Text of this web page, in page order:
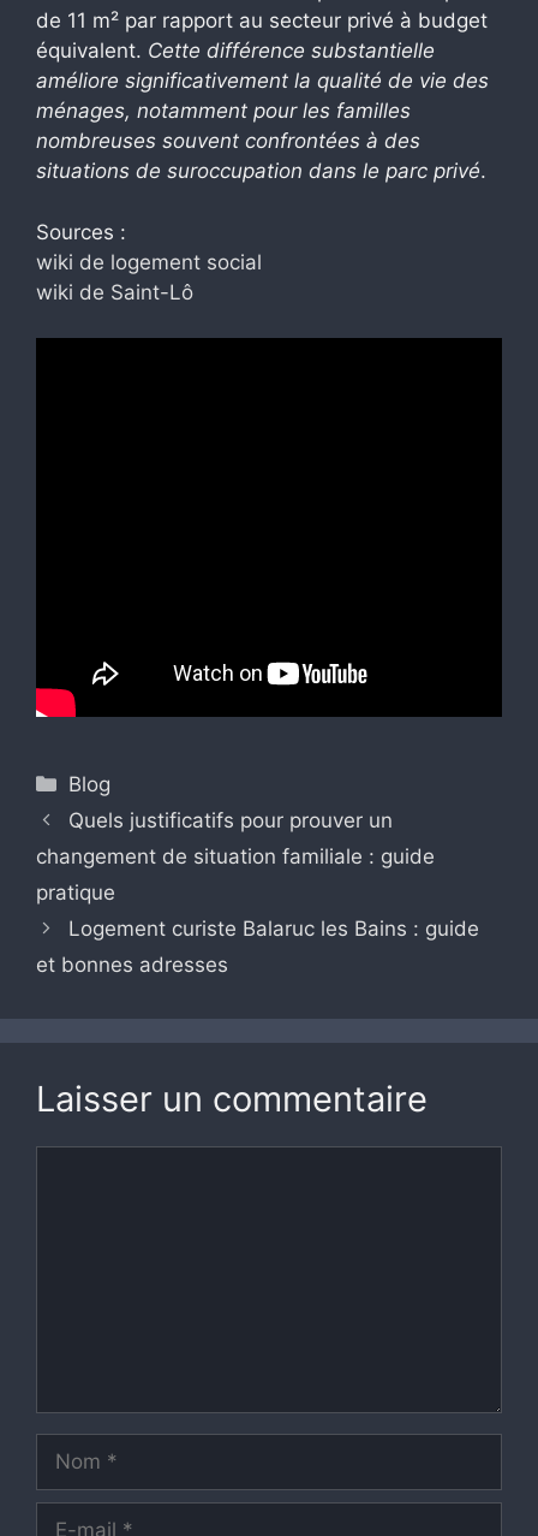
de 11 m² par rapport au secteur privé à budget
équivalent. Cette différence substantielle
améliore significativement la qualité de vie des
ménages, notamment pour les familles
nombreuses souvent confrontées à des
situations de suroccupation dans le parc privé.
Sources :
wiki de logement social
wiki de Saint-Lô
Catégories
Blog
Quels justificatifs pour prouver un
changement de situation familiale : guide
pratique
Logement curiste Balaruc les Bains : guide
et bonnes adresses
Laisser un commentaire
Nom